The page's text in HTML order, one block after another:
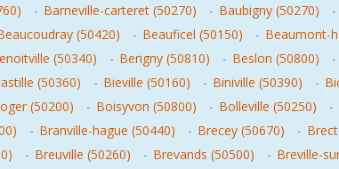
- Barneville-carteret (50270) - Baubigny (50270) -
(50420) - Beauficel (50150) - Beaumont-
(50340) - Berigny (50810) - Beslon (50800) -
(50360) - Bieville (50160) - Biniville (50390) -
(50200) - Boisyvon (50800) - Bolleville (50250) -
- Branville-hague (50440) - Brecey (50670) -
- Breuville (50260) - Brevands (50500) - Breville-